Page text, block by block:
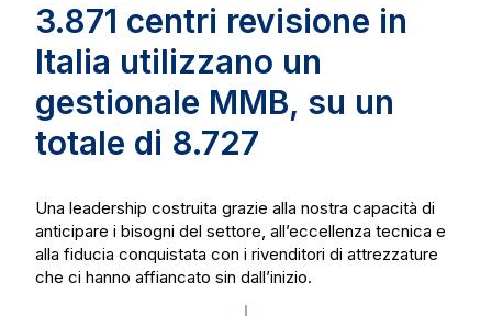
3.871 centri revisione in
Italia utilizzano un
gestionale MMB, su un
totale di 8.727
Una leadership costruita grazie alla nostra capacità di
anticipare i bisogni del settore, all’eccellenza tecnica e
alla fiducia conquistata con i rivenditori di attrezzature
che ci hanno affiancato sin dall’inizio.